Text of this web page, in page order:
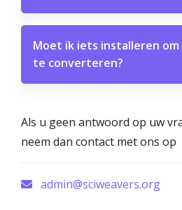
Moet ik iets installeren om
te converteren?
Als u geen antwoord op uw
neem dan contact met ons op
admin@sciweavers.org